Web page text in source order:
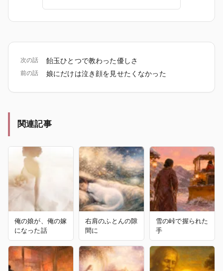
次の話 飴玉ひとつで教わった優しさ
前の話 娘にだけは泣き顔を見せたくなかった
関連記事
俺の娘が、俺の嫁
になった話
右肩のふとんの隙
間に
雪の峠で握られた
手